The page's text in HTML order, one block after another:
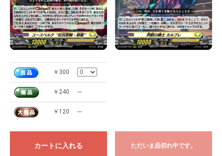
￥300
￥240 ---
￥120 ---
カートに入れる ただいま品切れ中です。